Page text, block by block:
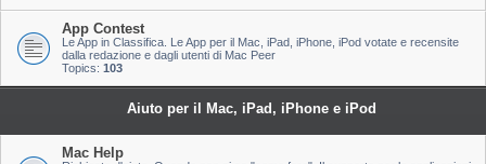
App Contest
Le App in Classifica. Le App per il Mac, iPad, iPhone, iPod votate e recensite
dalla redazione e dagli utenti di Mac Peer
Topics: 103
Aiuto per il Mac, iPad, iPhone e iPod
Mac Help